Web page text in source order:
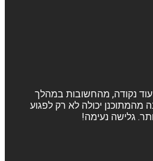
עוד נקודה, מהחשובות במהלך
מהמתוכנן יכולה לא רק לפגוע
גלישה נעימה!